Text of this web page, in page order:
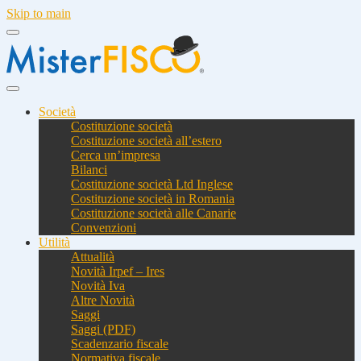
Skip to main
Società
Costituzione società
Costituzione società all’estero
Cerca un’impresa
Bilanci
Costituzione società Ltd Inglese
Costituzione società in Romania
Costituzione società alle Canarie
Convenzioni
Utilità
Attualità
Novità Irpef – Ires
Novità Iva
Altre Novità
Saggi
Saggi (PDF)
Scadenzario fiscale
Normativa fiscale